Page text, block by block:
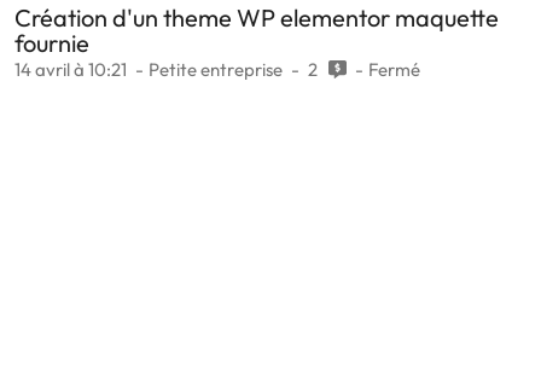
Création d'un theme WP elementor maquette
fournie
14 avril à 10:21 Petite entreprise 2 Fermé